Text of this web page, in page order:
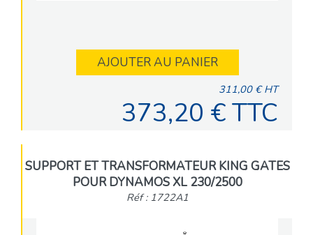
AJOUTER AU PANIER
311,00 € HT
373,20 € TTC
SUPPORT ET TRANSFORMATEUR KING GATES
POUR DYNAMOS XL 230/2500
Réf : 1722A1